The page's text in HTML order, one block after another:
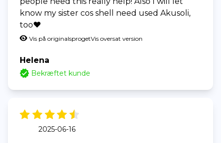
know my sister cos shell need used Akusoli,
too❤️
Vis på originalsprogetVis oversat version
Helena
Bekræftet kunde
2025-06-16